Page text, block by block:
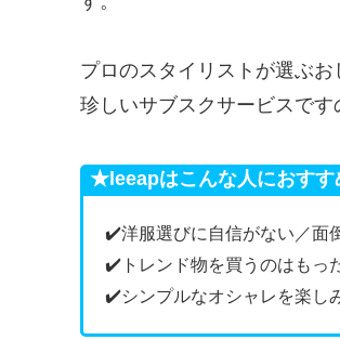
プロのスタイリストが選ぶお
珍しいサブスクサービスで
★leeapはこんな人におすす
✔️洋服選びに自信がない／面
✔️トレンド物を買うのはもっ
✔️シンプルなオシャレを楽し